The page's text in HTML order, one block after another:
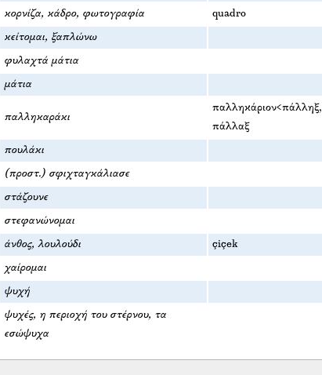
κορνίζα, κάδρο, φωτογραφία quadro
κείτομαι, ξαπλώνω
φυλαχτά μάτια
μάτια
παλληκαράκι
παλληκάριον<πάλληξ,
πάλλαξ
πουλάκι
(προστ.) σφιχταγκάλιασε
στάζουνε
στεφανώνομαι
άνθος, λουλούδι çiçek
χαίρομαι
ψυχή
ψυχές, η περιοχή του στέρνου, τα
εσώψυχα